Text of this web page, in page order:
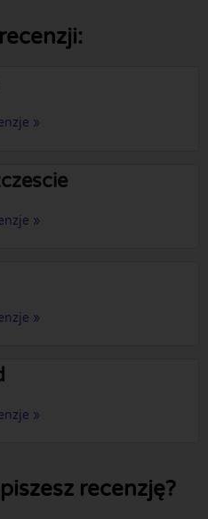
»
»
»
»
recenzję?